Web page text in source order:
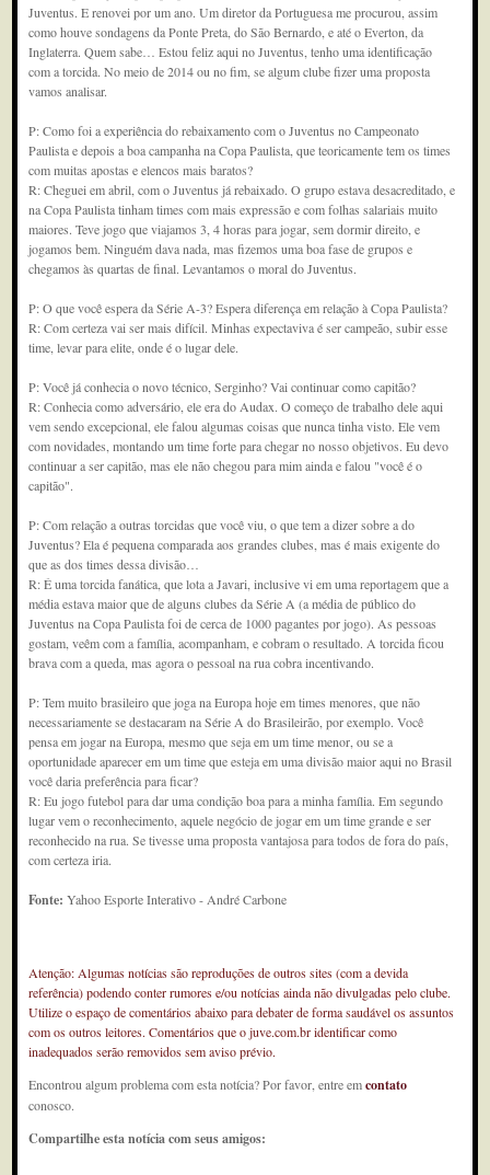
Juventus. E renovei por um ano. Um diretor da Portuguesa me procurou, assim
como houve sondagens da Ponte Preta, do São Bernardo, e até o Everton, da
Inglaterra. Quem sabe… Estou feliz aqui no Juventus, tenho uma identificação
com a torcida. No meio de 2014 ou no fim, se algum clube fizer uma proposta
vamos analisar.
P: Como foi a experiência do rebaixamento com o Juventus no Campeonato
Paulista e depois a boa campanha na Copa Paulista, que teoricamente tem os times
com muitas apostas e elencos mais baratos?
R: Cheguei em abril, com o Juventus já rebaixado. O grupo estava desacreditado, e
na Copa Paulista tinham times com mais expressão e com folhas salariais muito
maiores. Teve jogo que viajamos 3, 4 horas para jogar, sem dormir direito, e
jogamos bem. Ninguém dava nada, mas fizemos uma boa fase de grupos e
chegamos às quartas de final. Levantamos o moral do Juventus.
P: O que você espera da Série A-3? Espera diferença em relação à Copa Paulista?
R: Com certeza vai ser mais difícil. Minhas expectaviva é ser campeão, subir esse
time, levar para elite, onde é o lugar dele.
P: Você já conhecia o novo técnico, Serginho? Vai continuar como capitão?
R: Conhecia como adversário, ele era do Audax. O começo de trabalho dele aqui
vem sendo excepcional, ele falou algumas coisas que nunca tinha visto. Ele vem
com novidades, montando um time forte para chegar no nosso objetivos. Eu devo
continuar a ser capitão, mas ele não chegou para mim ainda e falou "você é o
capitão".
P: Com relação a outras torcidas que você viu, o que tem a dizer sobre a do
Juventus? Ela é pequena comparada aos grandes clubes, mas é mais exigente do
que as dos times dessa divisão…
R: É uma torcida fanática, que lota a Javari, inclusive vi em uma reportagem que a
média estava maior que de alguns clubes da Série A (a média de público do
Juventus na Copa Paulista foi de cerca de 1000 pagantes por jogo). As pessoas
gostam, veêm com a família, acompanham, e cobram o resultado. A torcida ficou
brava com a queda, mas agora o pessoal na rua cobra incentivando.
P: Tem muito brasileiro que joga na Europa hoje em times menores, que não
necessariamente se destacaram na Série A do Brasileirão, por exemplo. Você
pensa em jogar na Europa, mesmo que seja em um time menor, ou se a
oportunidade aparecer em um time que esteja em uma divisão maior aqui no Brasil
você daria preferência para ficar?
R: Eu jogo futebol para dar uma condição boa para a minha família. Em segundo
lugar vem o reconhecimento, aquele negócio de jogar em um time grande e ser
reconhecido na rua. Se tivesse uma proposta vantajosa para todos de fora do país,
com certeza iria.
Fonte:Yahoo Esporte Interativo - André Carbone
Atenção: Algumas notícias são reproduções de outros sites (com a devida
referência) podendo conter rumores e/ou notícias ainda não divulgadas pelo clube.
Utilize o espaço de comentários abaixo para debater de forma saudável os assuntos
com os outros leitores. Comentários que o juve.com.br identificar como
inadequados serão removidos sem aviso prévio.
Encontrou algum problema com esta notícia? Por favor, entre emcontato
conosco.
Compartilhe esta notícia com seus amigos: